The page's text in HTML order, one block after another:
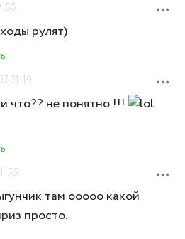
рулят)
21:19
что?? не понятно !!!
там ооооо какой
просто.